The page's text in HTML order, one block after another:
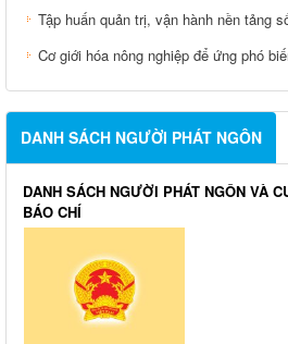
Tập huấn quản trị, vận hành nền tảng
Cơ giới hóa nông nghiệp để ứng phó
DANH SÁCH NGƯỜI PHÁT NGÔN
DANH SÁCH NGƯỜI PHÁT NGÔN VÀ
BÁO CHÍ